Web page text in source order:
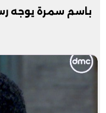
باسم سمرة يوجه